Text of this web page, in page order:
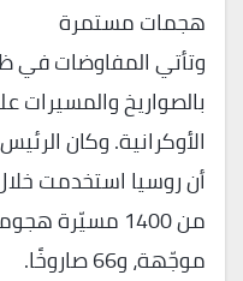
هجمات مستمرة
وتأتي المفاوضات في
بالصواريخ والمسيرات
الأوكرانية. وكان
أن روسيا استخدمت
موجّهة، و66 صاروخًا.